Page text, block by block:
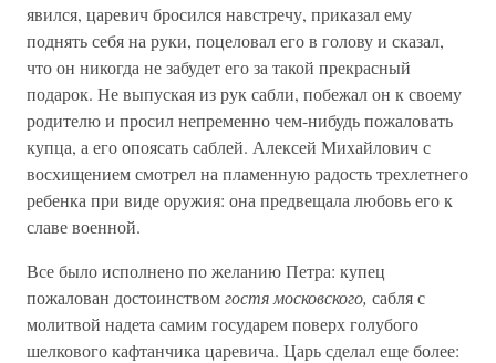
явился, царевич бросился навстречу, приказал ему
поднять себя на руки, поцеловал его в голову и сказал,
что он никогда не забудет его за такой прекрасный
подарок. Не выпуская из рук сабли, побежал он к своему
родителю и просил непременно чем-нибудь пожаловать
купца, а его опоясать саблей. Алексей Михайлович с
восхищением смотрел на пламенную радость трехлетнего
ребенка при виде оружия: она предвещала любовь его к
славе военной.
Все было исполнено по желанию Петра: купец
пожалован достоинствомгостя московского, сабля с
молитвой надета самим государем поверх голубого
шелкового кафтанчика царевича. Царь сделал еще более: